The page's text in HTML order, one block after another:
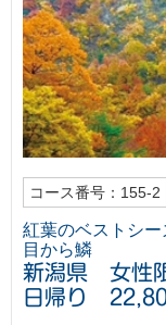
コース番号：155-2
紅葉のベストシ
目から鱗
新潟県 女性
日帰り